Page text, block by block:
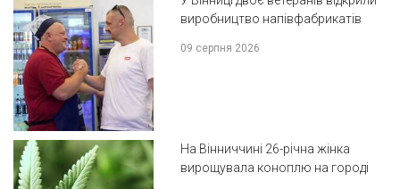
виробництво напівфабрикатів
09 серпня 2026
На Вінниччині 26-річна жінка
вирощувала коноплю на городі